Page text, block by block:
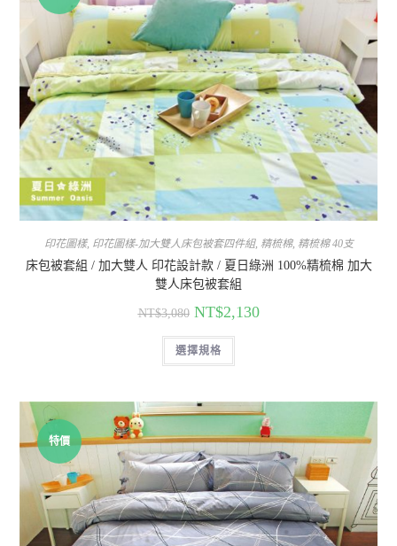
印花圖樣, 印花圖樣-加大雙人床包被套四件組, 精梳棉, 精梳棉 40支
床包被套組 / 加大雙人 印花設計款 / 夏日綠洲 100%精梳棉 加大
雙人床包被套組
NT$3,080 NT$2,130
選擇規格
特價